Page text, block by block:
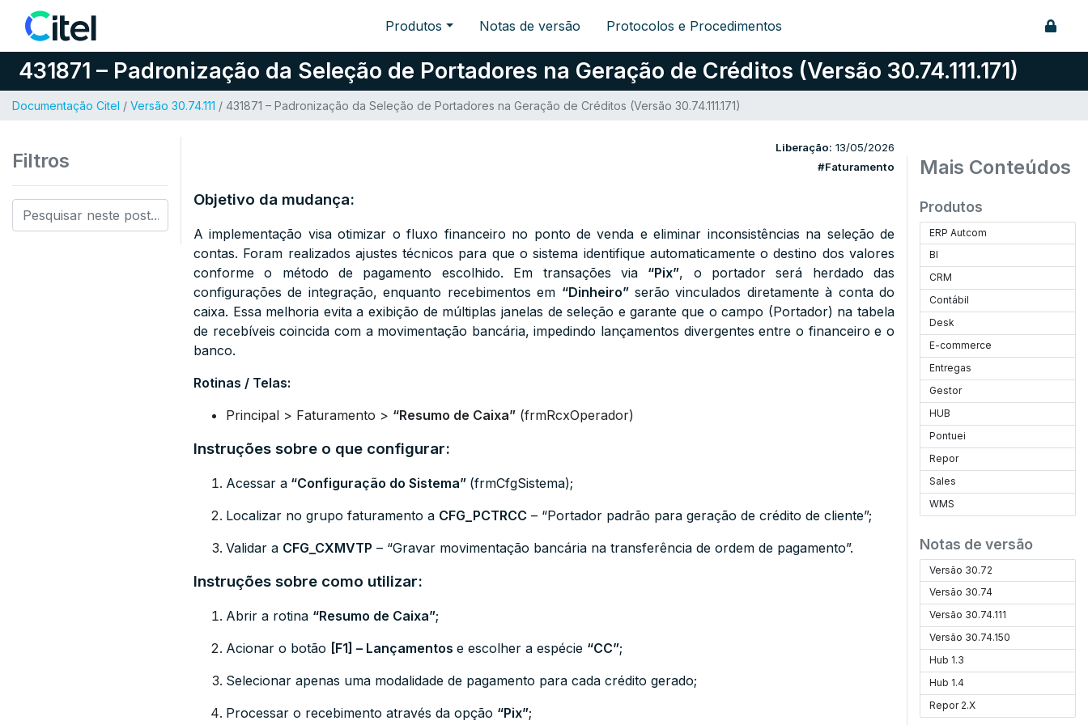
Pular para o conteúdo Produtos Notas de versão Protocolos e Procedimentos
431871 – Padronização da Seleção de Portadores na Geração de Créditos (Versão 30.74.111.171)
Documentação Citel / Versão 30.74.111 / 431871 – Padronização da Seleção de Portadores na Geração de Créditos (Versão 30.74.111.171)
Filtros
Liberação: 13/05/2026
#Faturamento
Objetivo da mudança:
A implementação visa otimizar o fluxo financeiro no ponto de venda e eliminar inconsistências na seleção de
contas. Foram realizados ajustes técnicos para que o sistema identifique automaticamente o destino dos valores
conforme o método de pagamento escolhido. Em transações via “Pix”, o portador será herdado das
configurações de integração, enquanto recebimentos em “Dinheiro”serão vinculados diretamente à conta do
caixa. Essa melhoria evita a exibição de múltiplas janelas de seleção e garante que o campo (Portador) na tabela
de recebíveis coincida com a movimentação bancária, impedindo lançamentos divergentes entre o financeiro e o
banco.
Rotinas / Telas:
Principal > Faturamento > “Resumo de Caixa” (frmRcxOperador)
Instruções sobre o que configurar:
Acessar a “Configuração do Sistema” (frmCfgSistema);
Localizar no grupo faturamento a CFG_PCTRCC – “Portador padrão para geração de crédito de cliente”;
Validar a CFG_CXMVTP – “Gravar movimentação bancária na transferência de ordem de pagamento”.
Instruções sobre como utilizar:
Abrir a rotina “Resumo de Caixa”;
Acionar o botão [F1] – Lançamentos e escolher a espécie “CC”;
Selecionar apenas uma modalidade de pagamento para cada crédito gerado;
Processar o recebimento através da opção “Pix”;
Mais Conteúdos
Produtos
ERP Autcom
BI
CRM
Contábil
Desk
E-commerce
Entregas
Gestor
HUB
Pontuei
Repor
Sales
WMS
Notas de versão
Versão 30.72
Versão 30.74
Versão 30.74.111
Versão 30.74.150
Hub 1.3
Hub 1.4
Repor 2.X